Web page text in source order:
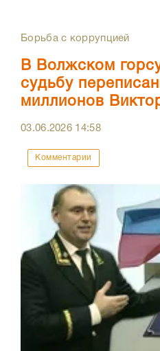
Борьба с коррупцией
В Волжском
судьбу
миллионов
03.06.2026 14:58
Комментарии